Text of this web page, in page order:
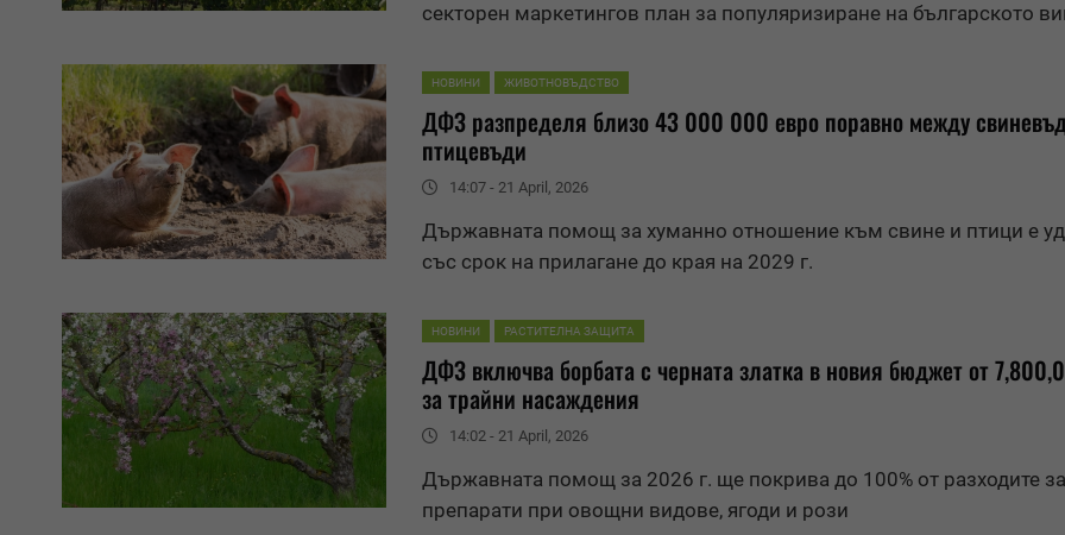
секторен маркетингов план за популяризиране на българското
НОВИНИ ЖИВОТНОВЪДСТВО
ДФЗ разпределя близо 43 000 000 евро поравно между
птицевъди
14:07 - 21 April, 2026
Държавната помощ за хуманно отношение към свине и птици е
със срок на прилагане до края на 2029 г.
НОВИНИ РАСТИТЕЛНА ЗАЩИТА
ДФЗ включва борбата с черната златка в новия бюджет от
за трайни насаждения
14:02 - 21 April, 2026
Държавната помощ за 2026 г. ще покрива до 100% от разходите за
препарати при овощни видове, ягоди и рози